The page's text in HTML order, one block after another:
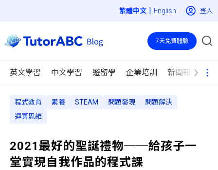
| English 登入
英文學習 中文學習 遊留學 企業培訓 新聞報導
7天免費體驗
程式教育 素養 STEAM 問題發現
問題解決
運算思維
2021最好的聖誕禮物──給孩子一
堂實現自我作品的程式課